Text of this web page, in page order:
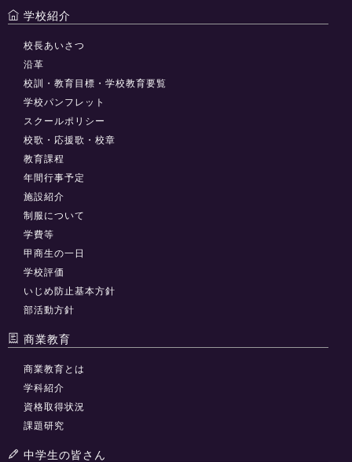
学校紹介
校長あいさつ
沿革
校訓・教育目標・学校教育要覧
学校パンフレット
スクールポリシー
校歌・応援歌・校章
教育課程
年間行事予定
施設紹介
制服について
学費等
甲商生の一日
学校評価
いじめ防止基本方針
部活動方針
商業教育
商業教育とは
学科紹介
資格取得状況
課題研究
中学生の皆さん